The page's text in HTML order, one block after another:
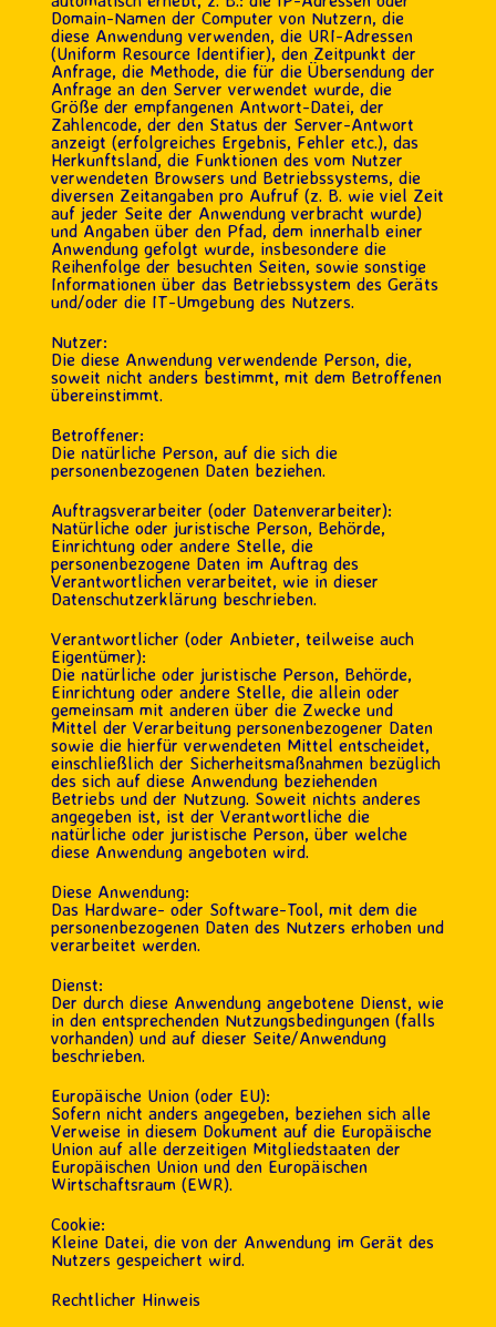
Domain-Namen der Computer von Nutzern, die
diese Anwendung verwenden, die URI-Adressen
(Uniform Resource Identifier), den Zeitpunkt der
Anfrage, die Methode, die für die Übersendung der
Anfrage an den Server verwendet wurde, die
Größe der empfangenen Antwort-Datei, der
Zahlencode, der den Status der Server-Antwort
anzeigt (erfolgreiches Ergebnis, Fehler etc.), das
Herkunftsland, die Funktionen des vom Nutzer
verwendeten Browsers und Betriebssystems, die
diversen Zeitangaben pro Aufruf (z. B. wie viel Zeit
auf jeder Seite der Anwendung verbracht wurde)
und Angaben über den Pfad, dem innerhalb einer
Anwendung gefolgt wurde, insbesondere die
Reihenfolge der besuchten Seiten, sowie sonstige
Informationen über das Betriebssystem des Geräts
und/oder die IT-Umgebung des Nutzers.
Nutzer:
Die diese Anwendung verwendende Person, die,
soweit nicht anders bestimmt, mit dem Betroffenen
übereinstimmt.
Betroffener:
Die natürliche Person, auf die sich die
personenbezogenen Daten beziehen.
Auftragsverarbeiter (oder Datenverarbeiter):
Natürliche oder juristische Person, Behörde,
Einrichtung oder andere Stelle, die
personenbezogene Daten im Auftrag des
Verantwortlichen verarbeitet, wie in dieser
Datenschutzerklärung beschrieben.
Verantwortlicher (oder Anbieter, teilweise auch
Eigentümer):
Die natürliche oder juristische Person, Behörde,
Einrichtung oder andere Stelle, die allein oder
gemeinsam mit anderen über die Zwecke und
Mittel der Verarbeitung personenbezogener Daten
sowie die hierfür verwendeten Mittel entscheidet,
einschließlich der Sicherheitsmaßnahmen bezüglich
des sich auf diese Anwendung beziehenden
Betriebs und der Nutzung. Soweit nichts anderes
angegeben ist, ist der Verantwortliche die
natürliche oder juristische Person, über welche
diese Anwendung angeboten wird.
Diese Anwendung:
Das Hardware- oder Software-Tool, mit dem die
personenbezogenen Daten des Nutzers erhoben und
verarbeitet werden.
Dienst:
Der durch diese Anwendung angebotene Dienst, wie
in den entsprechenden Nutzungsbedingungen (falls
vorhanden) und auf dieser Seite/Anwendung
beschrieben.
Europäische Union (oder EU):
Sofern nicht anders angegeben, beziehen sich alle
Verweise in diesem Dokument auf die Europäische
Union auf alle derzeitigen Mitgliedstaaten der
Europäischen Union und den Europäischen
Wirtschaftsraum (EWR).
Cookie:
Kleine Datei, die von der Anwendung im Gerät des
Nutzers gespeichert wird.
Rechtlicher Hinweis